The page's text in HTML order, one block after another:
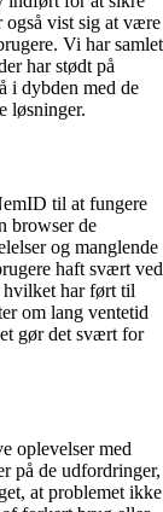
også vist sig at være
Vi har samlet
har stødt på
i dybden med de
løsninger.
til at fungere
browser de
og manglende
haft svært ved
hvilket har ført til
om lang ventetid
gør det svært for
oplevelser med
på de udfordringer,
at problemet ikke